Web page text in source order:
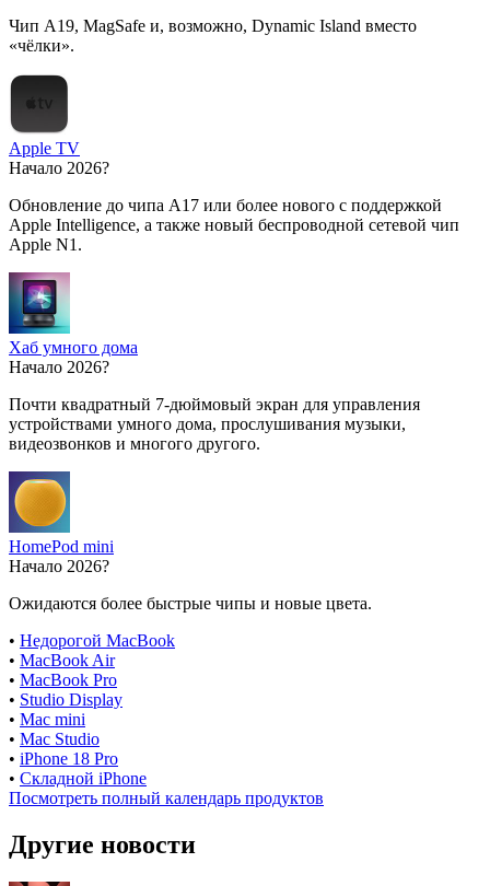
Чип A19, MagSafe и, возможно, Dynamic Island вместо
«чёлки».
Apple TV
Начало 2026?
Обновление до чипа A17 или более нового с поддержкой
Apple Intelligence, а также новый беспроводной сетевой чип
Apple N1.
Хаб умного дома
Начало 2026?
Почти квадратный 7-дюймовый экран для управления
устройствами умного дома, прослушивания музыки,
видеозвонков и многого другого.
HomePod mini
Начало 2026?
Ожидаются более быстрые чипы и новые цвета.
• Недорогой MacBook
• MacBook Air
• MacBook Pro
• Studio Display
• Mac mini
• Mac Studio
• iPhone 18 Pro
• Складной iPhone
Посмотреть полный календарь продуктов
Другие новости